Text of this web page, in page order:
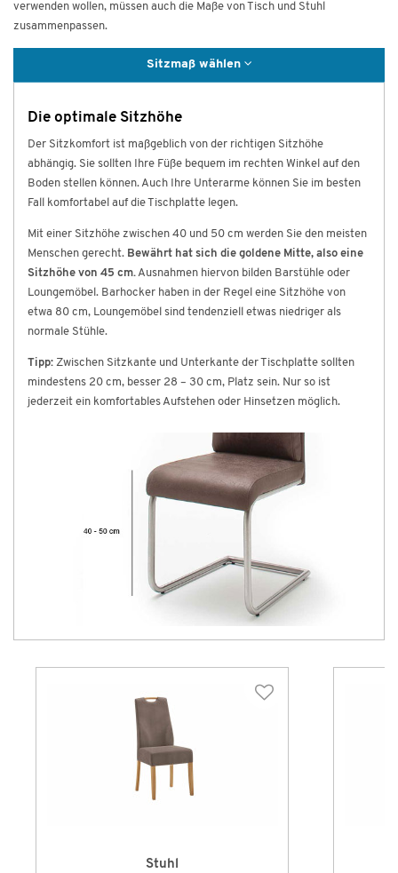
verwenden wollen, müssen auch die Maße von Tisch und Stuhl
zusammenpassen.
Sitzmaß wählen
Die optimale Sitzhöhe
Der Sitzkomfort ist maßgeblich von der richtigen Sitzhöhe
abhängig. Sie sollten Ihre Füße bequem im rechten Winkel auf den
Boden stellen können. Auch Ihre Unterarme können Sie im besten
Fall komfortabel auf die Tischplatte legen.
Mit einer Sitzhöhe zwischen 40 und 50 cm werden Sie den meisten
Menschen gerecht. Bewährt hat sich die goldene Mitte, also eine
Sitzhöhe von 45 cm.Ausnahmen hiervon bilden Barstühle oder
Loungemöbel. Barhocker haben in der Regel eine Sitzhöhe von
etwa 80 cm, Loungemöbel sind tendenziell etwas niedriger als
normale Stühle.
Tipp: Zwischen Sitzkante und Unterkante der Tischplatte sollten
mindestens 20 cm, besser 28 – 30 cm, Platz sein. Nur so ist
jederzeit ein komfortables Aufstehen oder Hinsetzen möglich.
Stuhl